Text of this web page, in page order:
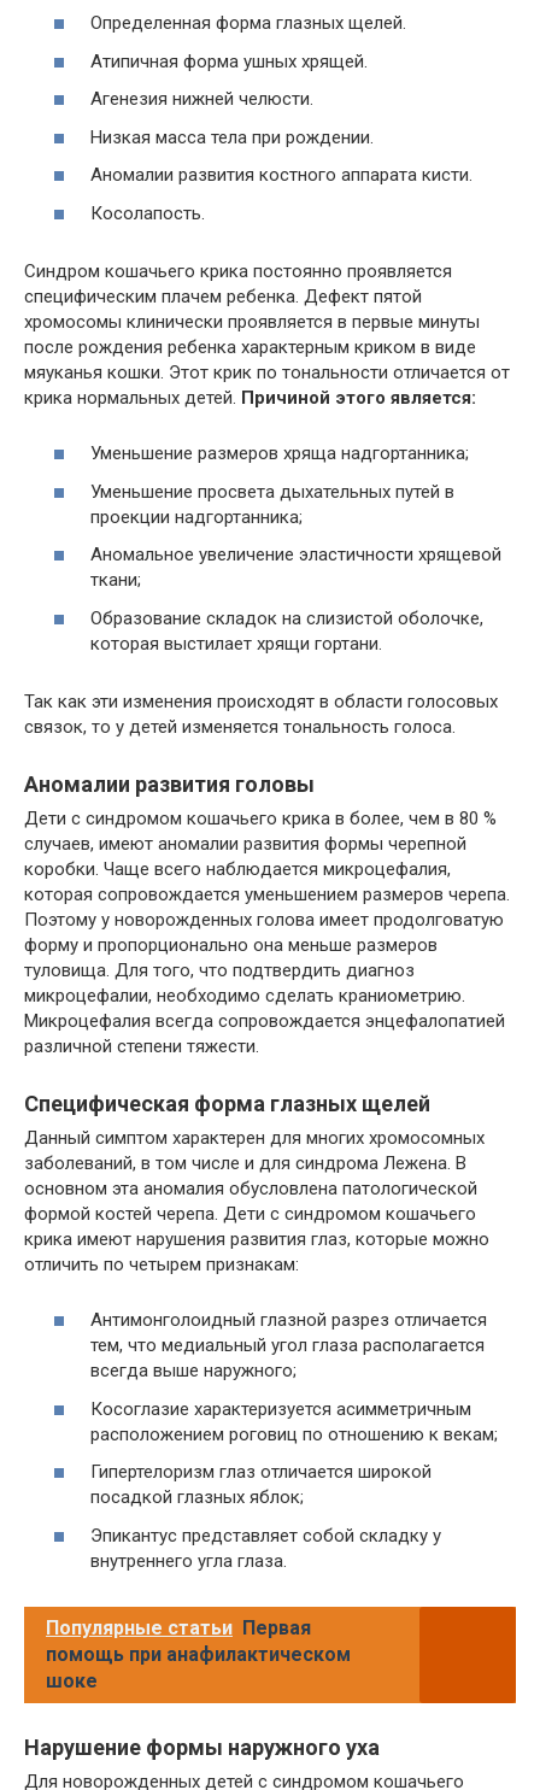
Определенная форма глазных щелей.
Атипичная форма ушных хрящей.
Агенезия нижней челюсти.
Низкая масса тела при рождении.
Аномалии развития костного аппарата кисти.
Косолапость.
Синдром кошачьего крика постоянно проявляется
специфическим плачем ребенка. Дефект пятой
хромосомы клинически проявляется в первые минуты
после рождения ребенка характерным криком в виде
мяуканья кошки. Этот крик по тональности отличается от
крика нормальных детей. Причиной этого является:
Уменьшение размеров хряща надгортанника;
Уменьшение просвета дыхательных путей в
проекции надгортанника;
Аномальное увеличение эластичности хрящевой
ткани;
Образование складок на слизистой оболочке,
которая выстилает хрящи гортани.
Так как эти изменения происходят в области голосовых
связок, то у детей изменяется тональность голоса.
Аномалии развития головы
Дети с синдромом кошачьего крика в более, чем в 80 %
случаев, имеют аномалии развития формы черепной
коробки. Чаще всего наблюдается микроцефалия,
которая сопровождается уменьшением размеров черепа.
Поэтому у новорожденных голова имеет продолговатую
форму и пропорционально она меньше размеров
туловища. Для того, что подтвердить диагноз
микроцефалии, необходимо сделать краниометрию.
Микроцефалия всегда сопровождается энцефалопатией
различной степени тяжести.
Специфическая форма глазных щелей
Данный симптом характерен для многих хромосомных
заболеваний, в том числе и для синдрома Лежена. В
основном эта аномалия обусловлена патологической
формой костей черепа. Дети с синдромом кошачьего
крика имеют нарушения развития глаз, которые можно
отличить по четырем признакам:
Антимонголоидный глазной разрез отличается
тем, что медиальный угол глаза располагается
всегда выше наружного;
Косоглазие характеризуется асимметричным
расположением роговиц по отношению к векам;
Гипертелоризм глаз отличается широкой
посадкой глазных яблок;
Эпикантус представляет собой складку у
внутреннего угла глаза.
Популярные статьи Первая
помощь при анафилактическом
шоке
Нарушение формы наружного уха
Для новорожденных детей с синдромом кошачьего